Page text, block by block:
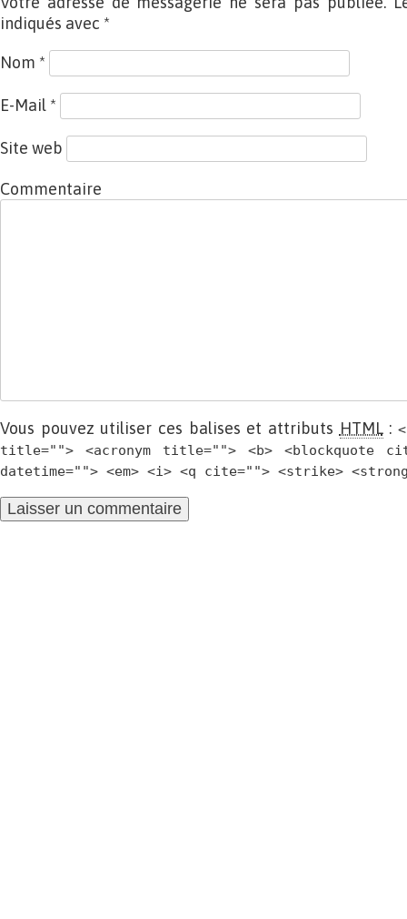
indiqués avec *
Nom *
E-Mail *
Site web
Commentaire
Vous pouvez utiliser ces balises et attributs HTML:
title=""> <acronym title=""> <b> <blockquote
datetime=""> <em> <i> <q cite=""> <strike>